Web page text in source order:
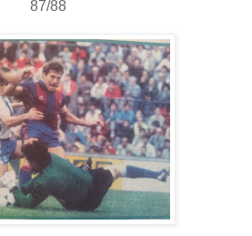
87/88